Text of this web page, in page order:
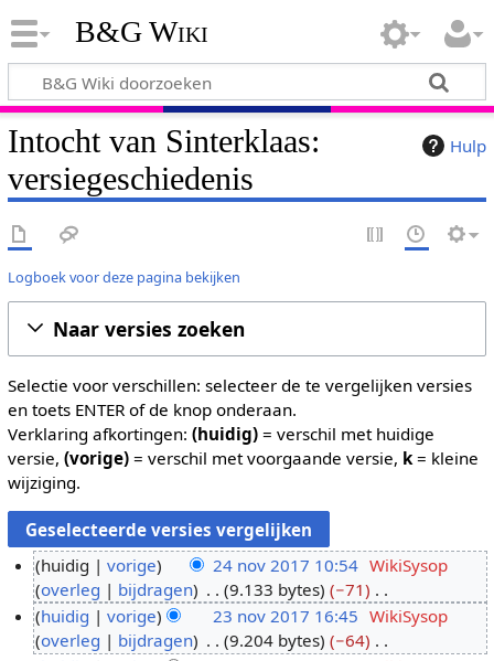
B&G Wiki
Hulp
Intocht van Sinterklaas:
versiegeschiedenis
Logboek voor deze pagina bekijken
Naar versies zoeken
Selectie voor verschillen: selecteer de te vergelijken versies
en toets ENTER of de knop onderaan.
Verklaring afkortingen: (huidig)= verschil met huidige
versie, (vorige)= verschil met voorgaande versie, k= kleine
wijziging.
4
huidig vorige 24 nov 2017 10:54 WikiSysop
overleg
bijdragen 9.133 bytes
−71
G
e
huidig vorige 23 nov 2017 16:45 WikiSysop
overleg
bijdragen 9.204 bytes
−64